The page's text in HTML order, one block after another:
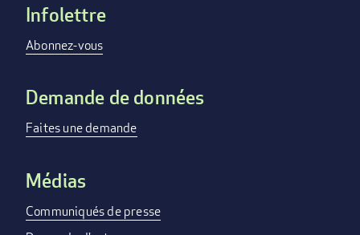
Footer
menu
Infolettre
Abonnez-vous
Demande de données
Faites une demande
Médias
Communiqués de presse